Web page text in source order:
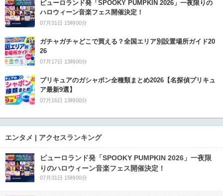
ピューロランド発「SPOOKY PUMPKIN 2026」一夜限りの
ハロウィーン音楽フェス開催決定！
07月31日 15時00分
ガチャガチャどこで買える？全国エリア別設置場所ガイド20
26
07月17日 13時00分
プリキュアのガシャポン全種類まとめ2026【名探偵プリキュ
ア最新9選】
07月16日 13時00分
エンタメ | アクセスランキング
ピューロランド発「SPOOKY PUMPKIN 2026」一夜限
りのハロウィーン音楽フェス開催決定！
07月31日 15時00分